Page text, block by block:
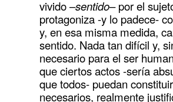
vivido –sentido– por el
protagoniza -y lo padece-
y, en esa misma medida,
sentido. Nada tan difícil y,
necesario para el ser
que ciertos actos -sería
que todos- puedan
necesarios, realmente